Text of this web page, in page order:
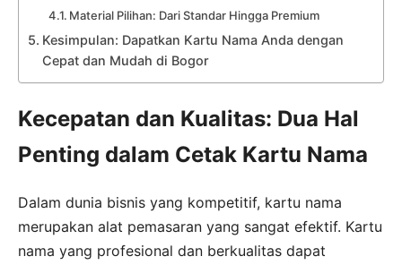
Material Pilihan: Dari Standar Hingga Premium
Kesimpulan: Dapatkan Kartu Nama Anda dengan
Cepat dan Mudah di Bogor
Kecepatan dan Kualitas: Dua Hal
Penting dalam Cetak Kartu Nama
Dalam dunia bisnis yang kompetitif, kartu nama
merupakan alat pemasaran yang sangat efektif. Kartu
nama yang profesional dan berkualitas dapat